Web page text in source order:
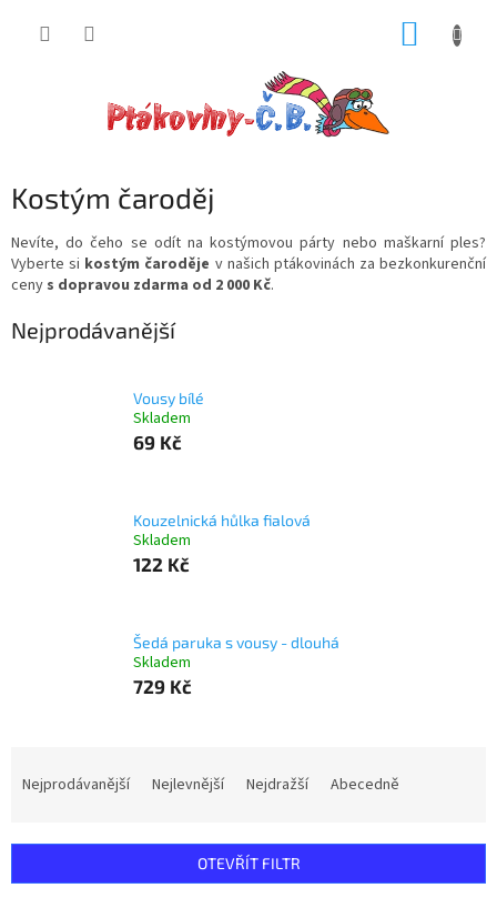
Kostým čaroděj
Nevíte, do čeho se odít na kostýmovou párty nebo maškarní ples?
Vyberte si kostým čaroděje v našich ptákovinách za bezkonkurenční
ceny s dopravou zdarma od 2 000 Kč.
Nejprodávanější
Vousy bílé
Skladem
69 Kč
Kouzelnická hůlka fialová
Skladem
122 Kč
Šedá paruka s vousy - dlouhá
Skladem
729 Kč
í
Nejprodávanější Nejlevnější Nejdražší Abecedně
OTEVŘÍT FILTR